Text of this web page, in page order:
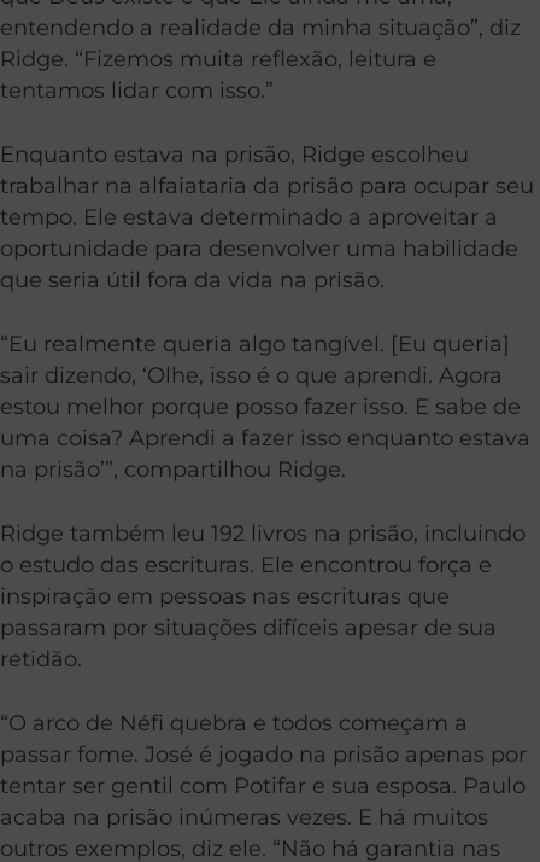
entendendo a realidade da minha situação”, diz
Ridge. “Fizemos muita reflexão, leitura e
tentamos lidar com isso.”
Enquanto estava na prisão, Ridge escolheu
trabalhar na alfaiataria da prisão para ocupar seu
tempo. Ele estava determinado a aproveitar a
oportunidade para desenvolver uma habilidade
que seria útil fora da vida na prisão.
“Eu realmente queria algo tangível. [Eu queria]
sair dizendo, ‘Olhe, isso é o que aprendi. Agora
estou melhor porque posso fazer isso. E sabe de
uma coisa? Aprendi a fazer isso enquanto estava
na prisão’”, compartilhou Ridge.
Ridge também leu 192 livros na prisão, incluindo
o estudo das escrituras. Ele encontrou força e
inspiração em pessoas nas escrituras que
passaram por situações difíceis apesar de sua
retidão.
“O arco de Néfi quebra e todos começam a
passar fome. José é jogado na prisão apenas por
tentar ser gentil com Potifar e sua esposa. Paulo
acaba na prisão inúmeras vezes. E há muitos
outros exemplos, diz ele. “Não há garantia nas